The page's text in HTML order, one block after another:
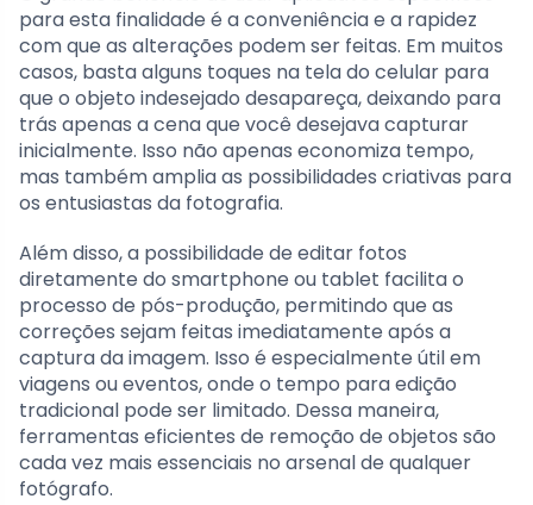
para esta finalidade é a conveniência e a rapidez
com que as alterações podem ser feitas. Em muitos
casos, basta alguns toques na tela do celular para
que o objeto indesejado desapareça, deixando para
trás apenas a cena que você desejava capturar
inicialmente. Isso não apenas economiza tempo,
mas também amplia as possibilidades criativas para
os entusiastas da fotografia.
Além disso, a possibilidade de editar fotos
diretamente do smartphone ou tablet facilita o
processo de pós-produção, permitindo que as
correções sejam feitas imediatamente após a
captura da imagem. Isso é especialmente útil em
viagens ou eventos, onde o tempo para edição
tradicional pode ser limitado. Dessa maneira,
ferramentas eficientes de remoção de objetos são
cada vez mais essenciais no arsenal de qualquer
fotógrafo.